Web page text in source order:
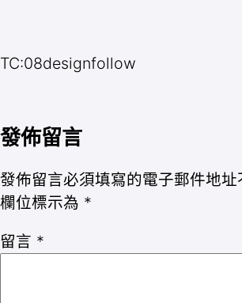
TC:08designfollow
發佈留言
發佈留言必須填寫的電子郵件地址
欄位標示為 *
留言 *